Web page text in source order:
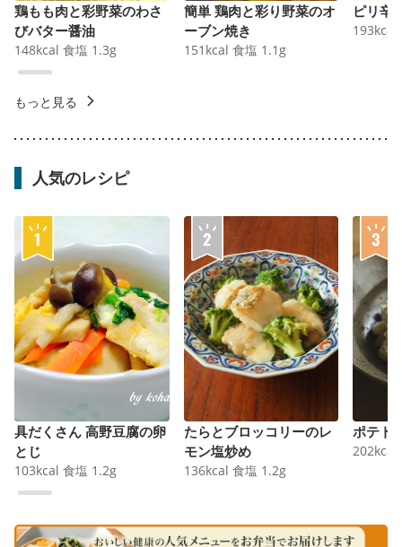
鶏もも肉と彩野菜のわさ
びバター醤油
148kcal 食塩 1.3g
簡単 鶏肉と彩り野菜のオ
ーブン焼き
151 kcal 食塩 1.1 g
ピリ辛
193kcal
もっと見る
人気のレシピ
具だくさん 高野豆腐の卵
とじ
103kcal 食塩 1.2g
たらとブロッコリーのレ
モン塩炒め
136kcal 食塩 1.2g
ポテト
202kcal